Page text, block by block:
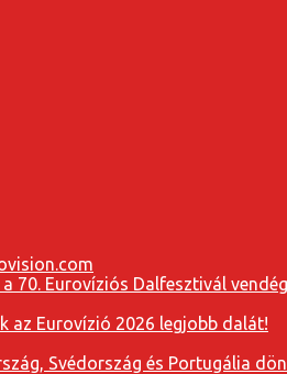
70. Eurovíziós Dalfesztivál
az Eurovízió 2026 legjobb dalát!
Svédország és Portugália